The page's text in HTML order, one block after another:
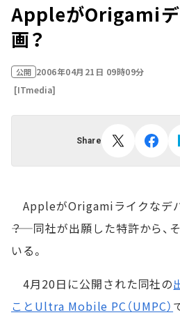
AppleがOrigamiデ
画？
公開 2006年04月21日 09時09分
[ITmedia]
Share
AppleがOrigamiライクなデ
――？ 同社が出願した特許から、
いる。
4月20日に公開された同社の
ことUltra Mobile PC（UMPC）